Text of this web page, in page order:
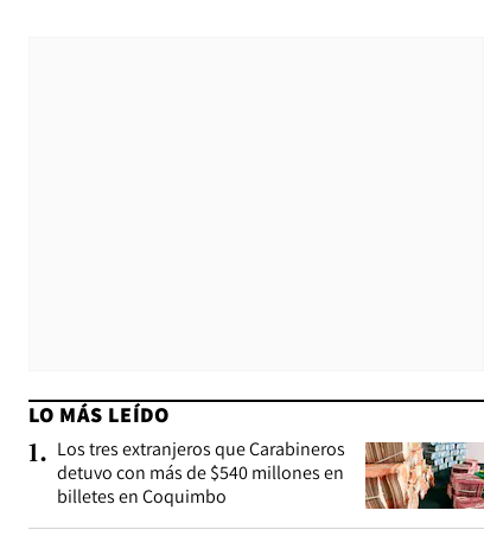
LO MÁS LEÍDO
1. Los tres extranjeros que Carabineros
detuvo con más de $540 millones en
billetes en Coquimbo